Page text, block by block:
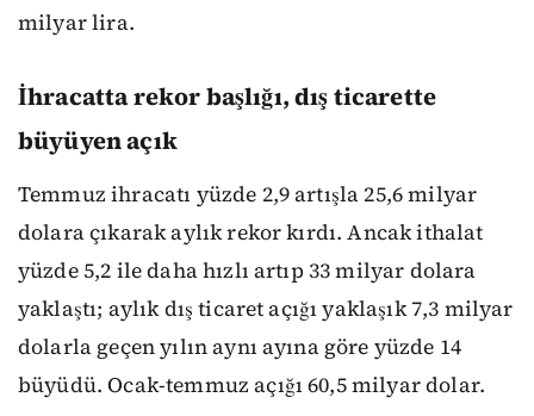
milyar lira.
İhracatta rekor başlığı, dış ticarette
büyüyen açık
Temmuz ihracatı yüzde 2,9 artışla 25,6 milyar
dolara çıkarak aylık rekor kırdı. Ancak ithalat
yüzde 5,2 ile daha hızlı artıp 33 milyar dolara
yaklaştı; aylık dış ticaret açığı yaklaşık 7,3 milyar
dolarla geçen yılın aynı ayına göre yüzde 14
büyüdü. Ocak-temmuz açığı 60,5 milyar dolar.